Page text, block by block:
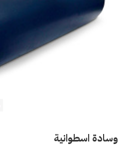
وسادة اسطوانية